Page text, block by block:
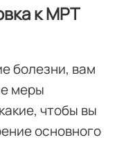
к МРТ
болезни, вам
меры
чтобы вы
основного